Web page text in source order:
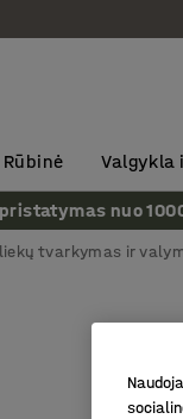
Rūbinė Valgykla
nuo
tvarkymas ir